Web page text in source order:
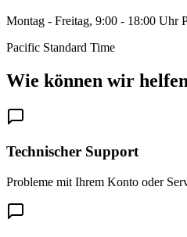
Montag - Freitag, 9:00 - 18:00 Uhr
Pacific Standard Time
Wie können wir
Technischer Support
Probleme mit Ihrem Konto oder